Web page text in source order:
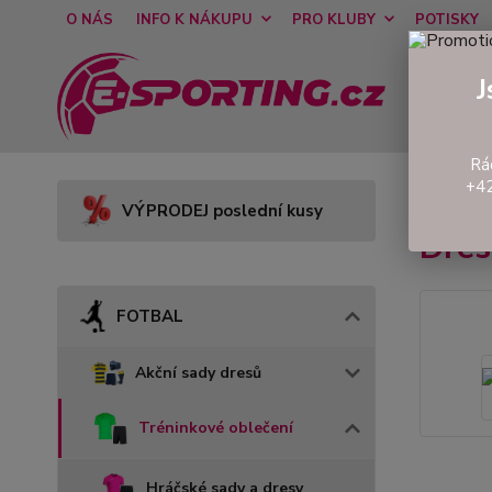
O NÁS INFO K NÁKUPU PRO KLUBY POTISKY
VÝPRODEJ poslední kusy
FOTBAL
Akční sady dresů
Tréninkové oblečení